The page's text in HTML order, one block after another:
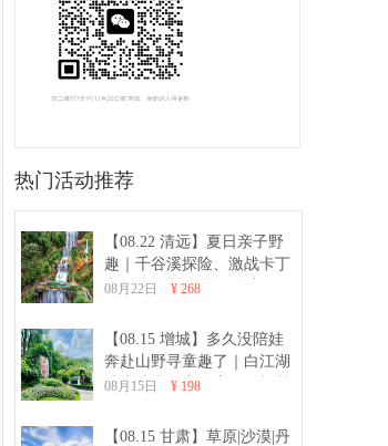
热门活动推荐
【08.22 清远】夏日亲子野
趣｜千谷溪探险、激战卡丁
车、CS野战、品河鲜亲子一
08月22日 ¥ 268
【08.15 增城】多久没陪娃
奔赴山野寻童趣了｜白江湖
清凉徒步、亲子窑鸡、棉花
游
08月15日 ¥ 198
【08.15 甘肃】草原|沙漠|丹